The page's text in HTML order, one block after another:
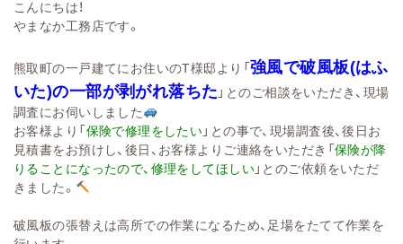
こんにちは！
やまなか工務店です。
熊取町の一戸建てにお住いのT様邸より「強風で破風板(はふ
いた)の一部が剥がれ落ちた 」とのご相談をいただき、現場
調査にお伺いしました
お客様より「保険で修理をしたい」との事で、現場調査後、後日お
見積書をお預けし、後日、お客様よりご連絡をいただき「保険が降
りることになったので、修理をしてほしい」とのご依頼をいただ
きました。
破風板の張替えは高所での作業になるため、足場をたてて作業を